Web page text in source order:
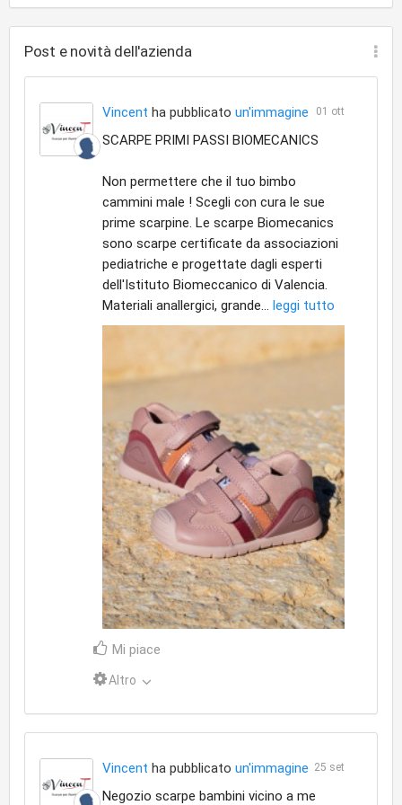
Post e novità dell'azienda
Vincent ha pubblicato un'immagine 01 ott
SCARPE PRIMI PASSI BIOMECANICS
Non permettere che il tuo bimbo
cammini male ! Scegli con cura le sue
prime scarpine. Le scarpe Biomecanics
sono scarpe certificate da associazioni
pediatriche e progettate dagli esperti
dell'Istituto Biomeccanico di Valencia.
Materiali anallergici, grande... leggi tutto
Mi piace
Altro
Vincent ha pubblicato un'immagine 25 set
Negozio scarpe bambini vicino a me